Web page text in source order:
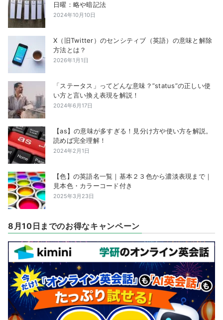
日曜：略や暗記法
2024年10月10日
X（旧Twitter）のセンシティブ（英語）の意味と解除
方法とは？
2026年1月1日
「ステータス」ってどんな意味？”status”の正しい使
い方と言い換え表現を解説！
2024年6月17日
【as】の意味が多すぎる！見分け方や使い方を解説。
読めば完全理解！
2024年2月1日
【色】の英語名一覧｜基本２３色から濃淡表現まで｜
見本色・カラーコード付き
2025年3月23日
8月10日までのお得なキャンペーン